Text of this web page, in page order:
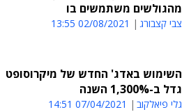
מהגולשים משתמשים בו
צבי קצבורג 02/08/2021 13:55
השימוש באדג' החדש של מיקרוסופט
גדל ב-1,300% השנה
גלי פיאלקוב 07/04/2021 14:51